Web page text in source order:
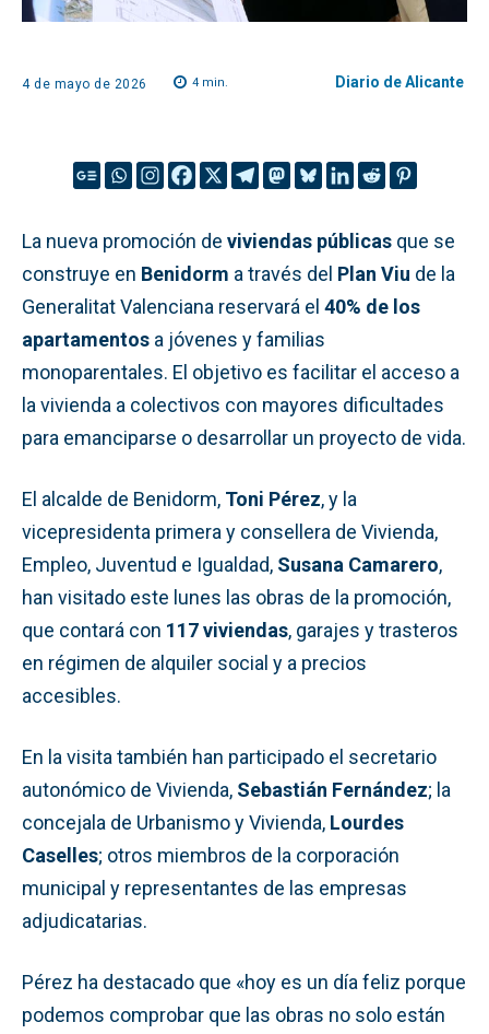
4 de mayo de 2026 4min. Diario de Alicante
La nueva promoción de viviendas públicas que se
construye en Benidorm a través del Plan Viu de la
Generalitat Valenciana reservará el 40% de los
apartamentos a jóvenes y familias
monoparentales. El objetivo es facilitar el acceso a
la vivienda a colectivos con mayores dificultades
para emanciparse o desarrollar un proyecto de vida.
El alcalde de Benidorm, Toni Pérez, y la
vicepresidenta primera y consellera de Vivienda,
Empleo, Juventud e Igualdad, Susana Camarero,
han visitado este lunes las obras de la promoción,
que contará con 117 viviendas, garajes y trasteros
en régimen de alquiler social y a precios
accesibles.
En la visita también han participado el secretario
autonómico de Vivienda, Sebastián Fernández; la
concejala de Urbanismo y Vivienda, Lourdes
Caselles; otros miembros de la corporación
municipal y representantes de las empresas
adjudicatarias.
Pérez ha destacado que «hoy es un día feliz porque
podemos comprobar que las obras no solo están